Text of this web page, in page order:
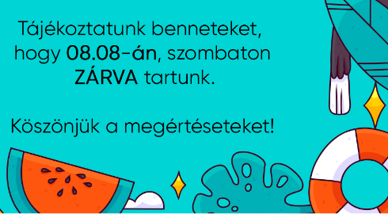
10 mm
Impedancia
32 ohm
Mágnes típusa
Neodímium
Mikrofon
Mikrofon frekvenciája
100-10000 Hz
Mikrofon érzékenysége
-38 dB